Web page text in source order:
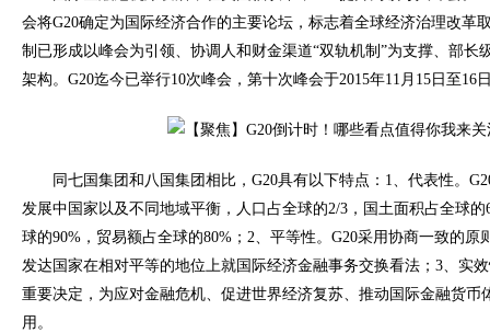
会将G20确定为国际经济合作的主要论坛，标志着全球经济治理改革
制已形成以峰会为引领、协调人和财金渠道“双轨机制”为支撑、部长
架构。G20迄今已举行10次峰会，第十次峰会于2015年11月15日至16
同七国集团和八国集团相比，G20具有以下特点：1、代表性。
发展中国家以及不同地域平衡，人口占全球的2/3，国土面积占全球
球的90%，贸易额占全球的80%；2、平等性。G20采用协商一致的原
发达国家在相对平等的地位上就国际经济金融事务交换看法；3、实
重要决定，为应对金融危机、促进世界经济复苏、推动国际金融货币
用。